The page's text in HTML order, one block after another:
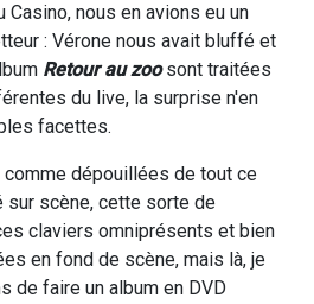
Casino, nous en avions eu un
: Vérone nous avait bluffé et
Retour au zoosont traitées
du live, la surprise n'en
facettes.
dépouillées de tout ce
scène, cette sorte de
claviers omniprésents et bien
en fond de scène, mais là, je
de faire un album en DVD